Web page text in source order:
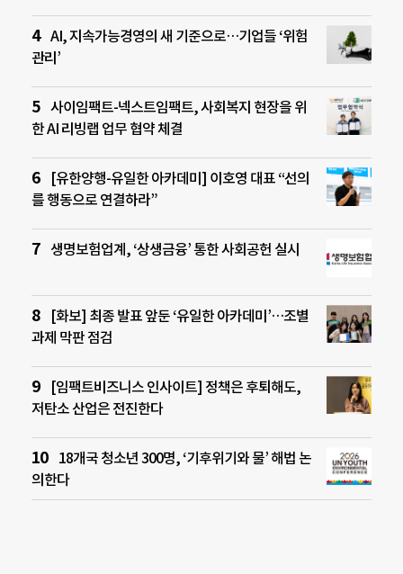
AI, 지속가능경영의 새 기준으로…기업들 ‘위험
관리’
사이임팩트-넥스트임팩트, 사회복지 현장을 위
한 AI 리빙랩 업무 협약 체결
[유한양행-유일한 아카데미] 이호영 대표 “선의
를 행동으로 연결하라”
생명보험업계, ‘상생금융’ 통한 사회공헌 실시
[화보] 최종 발표 앞둔 ‘유일한 아카데미’…조별
과제 막판 점검
[임팩트비즈니스 인사이트] 정책은 후퇴해도,
저탄소 산업은 전진한다
18개국 청소년 300명, ‘기후위기와 물’ 해법 논
의한다